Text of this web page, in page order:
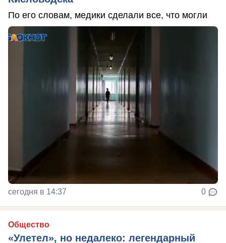
По его словам, медики сделали все, что могли
сегодня в 14:37 0
Общество
«Улетел», но недалеко: легендарный